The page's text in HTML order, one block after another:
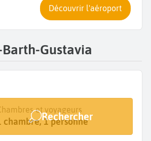
Découvrir l'aéroport
Gustavia
de votre séjour
et voyageurs
chambre, 1 personne
Rechercher